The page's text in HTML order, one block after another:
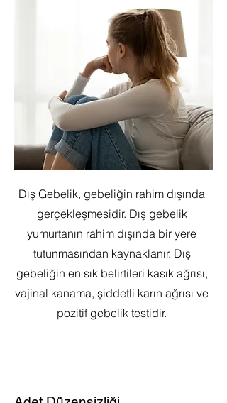
Dış Gebelik, gebeliğin rahim dışında
gerçekleşmesidir. Dış gebelik
yumurtanın rahim dışında bir yere
tutunmasından kaynaklanır. Dış
gebeliğin en sık belirtileri kasık ağrısı,
vajinal kanama, şiddetli karın ağrısı ve
pozitif gebelik testidir.